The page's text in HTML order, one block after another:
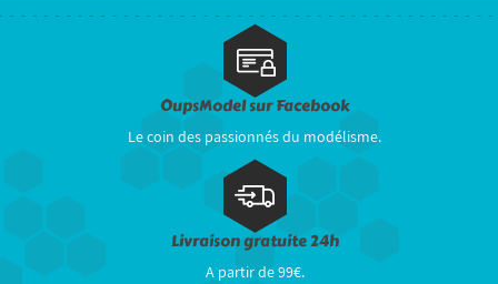
OupsModel sur Facebook
Le coin des passionnés du modélisme.
Livraison gratuite 24h
A partir de 99€.